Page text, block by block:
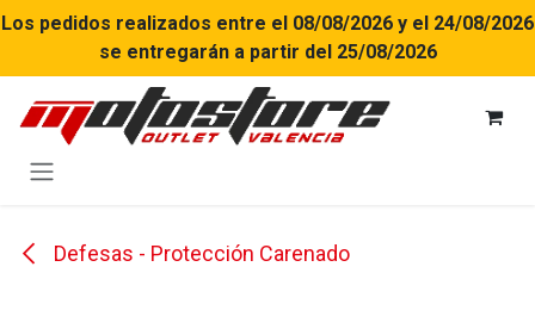
Ir al contenido
Los pedidos realizados entre el 08/08/2026 y el 24/08/2026
se entregarán a partir del 25/08/2026
Defesas - Protección Carenado